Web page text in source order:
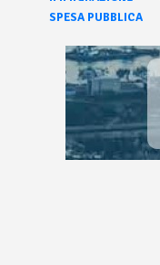
SPESA PUBBLICA